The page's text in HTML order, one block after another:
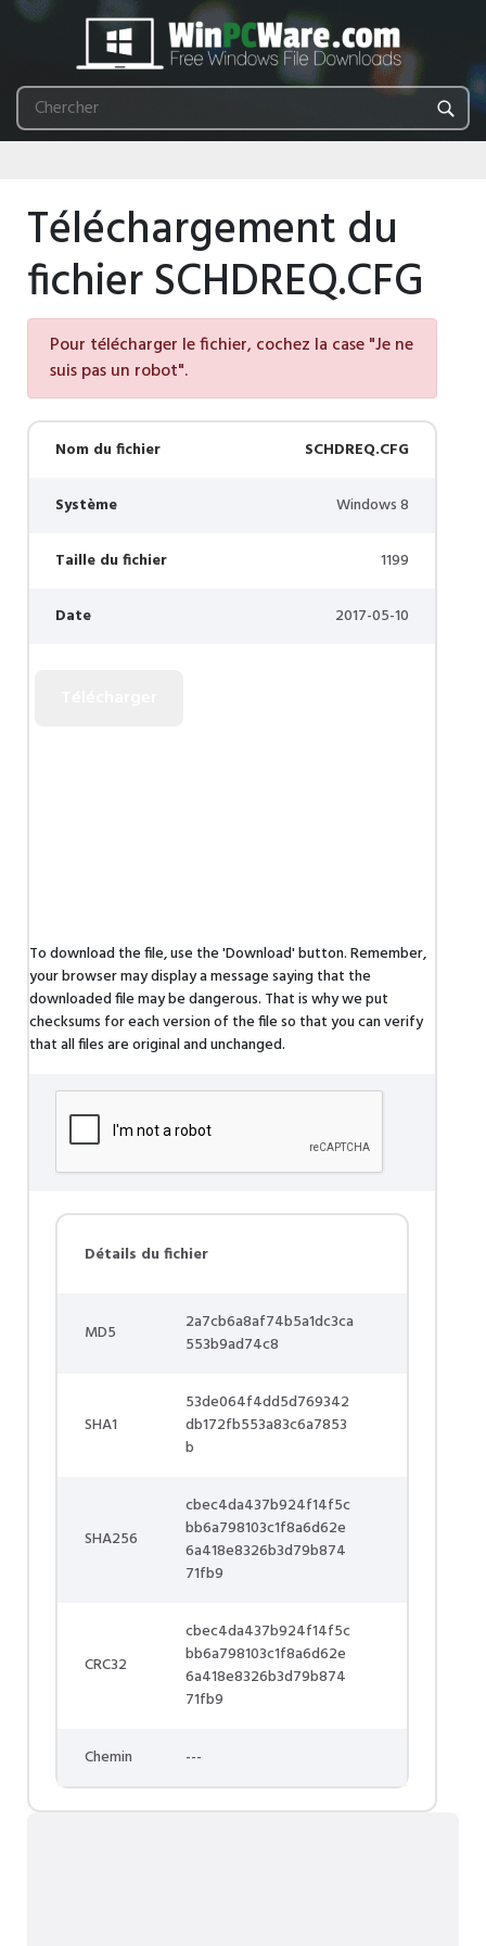
Téléchargement du
fichier SCHDREQ.CFG
Pour télécharger le fichier, cochez la case "Je ne
suis pas un robot".
Nom du fichier SCHDREQ.CFG
Système Windows 8
Taille du fichier 1199
Date 2017-05-10
To download the file, use the 'Download' button. Remember,
your browser may display a message saying that the
downloaded file may be dangerous. That is why we put
checksums for each version of the file so that you can verify
that all files are original and unchanged.
Détails du fichier
MD5
2a7cb6a8af74b5a1dc3ca
553b9ad74c8
SHA1
53de064f4dd5d769342
db172fb553a83c6a7853
b
SHA256
cbec4da437b924f14f5c
bb6a798103c1f8a6d62e
6a418e8326b3d79b874
71fb9
CRC32
cbec4da437b924f14f5c
bb6a798103c1f8a6d62e
6a418e8326b3d79b874
71fb9
Chemin ---